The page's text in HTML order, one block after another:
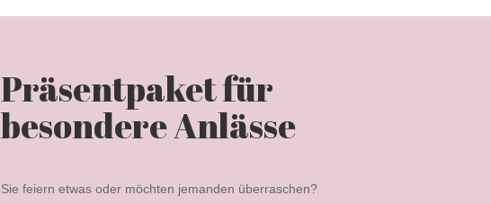
Präsentpaket für
besondere Anlässe
Sie feiern etwas oder möchten jemanden überraschen?